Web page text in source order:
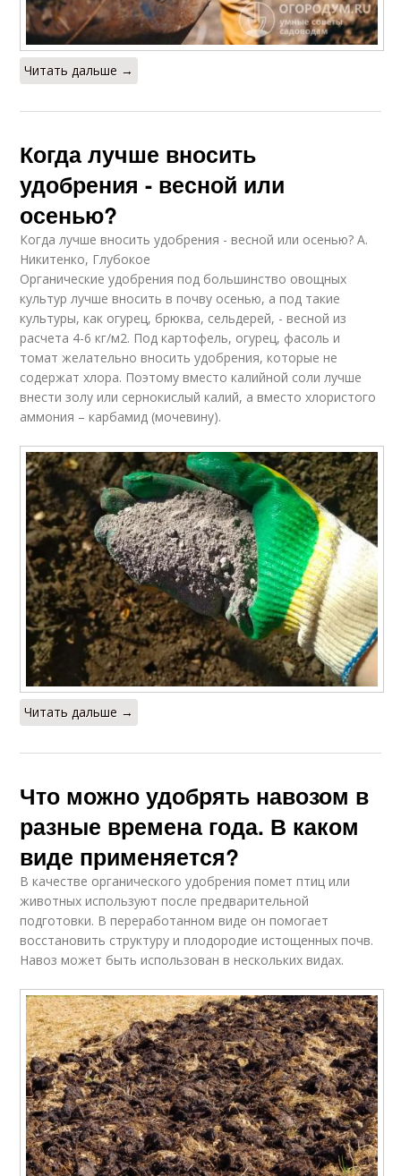
Читать дальше →
Когда лучше вносить
удобрения - весной или
осенью?
Когда лучше вносить удобрения - весной или осенью? А.
Никитенко, Глубокое
Органические удобрения под большинство овощных
культур лучше вносить в почву осенью, а под такие
культуры, как огурец, брюква, сельдерей, - весной из
расчета 4-6 кг/м2. Под картофель, огурец, фасоль и
томат желательно вносить удобрения, которые не
содержат хлора. Поэтому вместо калийной соли лучше
внести золу или сернокислый калий, а вместо хлористого
аммония – карбамид (мочевину).
Читать дальше →
Что можно удобрять навозом в
разные времена года. В каком
виде применяется?
В качестве органического удобрения помет птиц или
животных используют после предварительной
подготовки. В переработанном виде он помогает
восстановить структуру и плодородие истощенных почв.
Навоз может быть использован в нескольких видах.